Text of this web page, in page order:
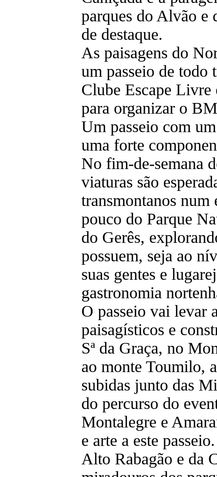
parques do Alvão e
de destaque.
As paisagens do
um passeio de todo
Clube Escape Livre
para organizar o
Um passeio com
uma forte
No fim-de-semana
viaturas são
transmontanos num
pouco do Parque
do Gerês,
possuem, seja ao
suas gentes e
gastronomia
O passeio vai levar
paisagísticos e
Sª da Graça, no
ao monte Toumilo,
subidas junto das
do percurso do
Montalegre e
e arte a este
Alto Rabagão e da